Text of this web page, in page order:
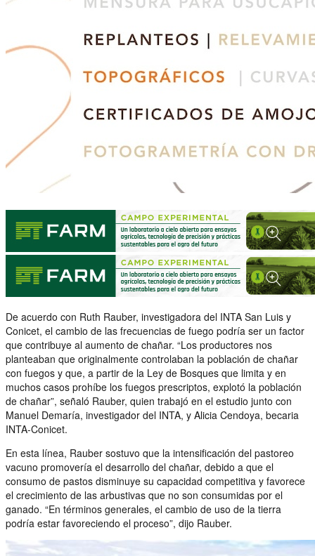
De acuerdo con Ruth Rauber, investigadora del INTA San Luis y
Conicet, el cambio de las frecuencias de fuego podría ser un factor
que contribuye al aumento de chañar. “Los productores nos
planteaban que originalmente controlaban la población de chañar
con fuegos y que, a partir de la Ley de Bosques que limita y en
muchos casos prohíbe los fuegos prescriptos, explotó la población
de chañar”, señaló Rauber, quien trabajó en el estudio junto con
Manuel Demaría, investigador del INTA, y Alicia Cendoya, becaria
INTA-Conicet.
En esta línea, Rauber sostuvo que la intensificación del pastoreo
vacuno promovería el desarrollo del chañar, debido a que el
consumo de pastos disminuye su capacidad competitiva y favorece
el crecimiento de las arbustivas que no son consumidas por el
ganado. “En términos generales, el cambio de uso de la tierra
podría estar favoreciendo el proceso”, dijo Rauber.